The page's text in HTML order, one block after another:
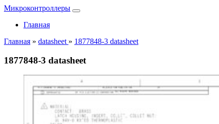
Микроконтроллеры
Главная
Главная » datasheet » 1877848-3 datasheet
1877848-3 datasheet